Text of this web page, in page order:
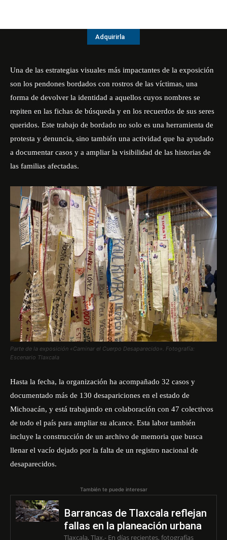
Adquirirla
Una de las estrategias visuales más impactantes de la exposición
son los pendones bordados con rostros de las víctimas, una
forma de devolver la identidad a aquellos cuyos nombres se
repiten en las fichas de búsqueda y en los recuerdos de sus seres
queridos. Este trabajo de bordado no solo es una herramienta de
protesta y denuncia, sino también una actividad que ha ayudado
a documentar casos y a ampliar la visibilidad de las historias de
las familias afectadas.
Parte de la exposición «Caminar el Cuerpo Desaparecido». Fotografía:
Escenario Tlaxcala
Hasta la fecha, la organización ha acompañado 32 casos y
documentado más de 130 desapariciones en el estado de
Michoacán, y está trabajando en colaboración con 47 colectivos
de todo el país para ampliar su alcance. Esta labor también
incluye la construcción de un archivo de memoria que busca
llenar el vacío dejado por la falta de un registro nacional de
desaparecidos.
También te puede interesar
Barrancas de Tlaxcala reflejan
fallas en la planeación urbana
Tlaxcala, Tlax.- En días recientes, fotografías